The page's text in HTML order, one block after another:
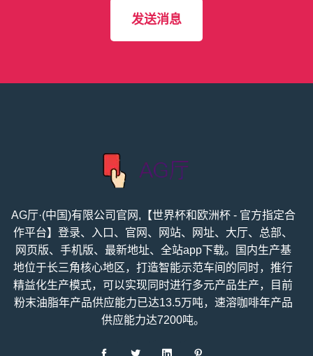
发送消息
AG厅·(中国)有限公司官网,【世界杯和欧洲杯 - 官方指定合
作平台】登录、入口、官网、网站、网址、大厅、总部、
网页版、手机版、最新地址、全站app下载。国内生产基
地位于长三角核心地区，打造智能示范车间的同时，推行
精益化生产模式，可以实现同时进行多元产品生产，目前
粉末油脂年产品供应能力已达13.5万吨，速溶咖啡年产品
供应能力达7200吨。